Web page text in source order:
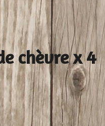
chèvre x 4